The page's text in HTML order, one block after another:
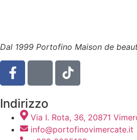
Dal 1999 Portofino Maison de
Indirizzo
Via I. Rota, 36, 20871
info@portofinovimercate.it